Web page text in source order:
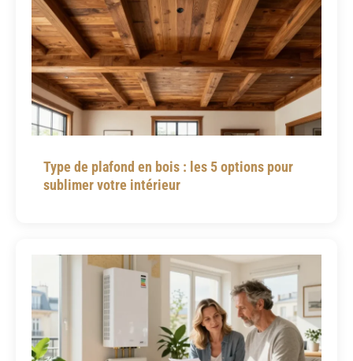
Type de plafond en bois : les 5 options pour
sublimer votre intérieur